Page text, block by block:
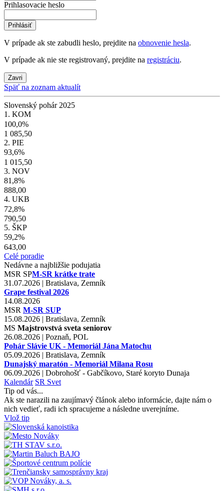
Prihlasovacie heslo
Prihlásiť
V prípade ak ste zabudli heslo, prejdite na obnovenie hesla.
V prípade ak nie ste registrovaný, prejdite na registráciu.
Zavri
Späť na zoznam aktualít
Slovenský pohár 2025
1. KOM
100,0%
1 085,50
2. PIE
93,6%
1 015,50
3. NOV
81,8%
888,00
4. UKB
72,8%
790,50
5. ŠKP
59,2%
643,00
Celé poradie
Nedávne a najbližšie podujatia
MSR SPM-SR krátke trate
31.07.2026 | Bratislava, Zemník
Grape festival 2026
14.08.2026
MSR M-SR SUP
15.08.2026 | Bratislava, Zemník
MS Majstrovstvá sveta seniorov
26.08.2026 | Poznaň, POL
Pohár Slávie UK - Memoriál Jána Matochu
05.09.2026 | Bratislava, Zemník
Dunajský maratón - Memoriál Milana Rosu
06.09.2026 | Dobrohošť - Gabčíkovo, Staré koryto Dunaja
Kalendár SR Svet
Tip od vás...
Ak ste narazili na zaujímavý článok alebo informácie, dajte nám o
nich vedieť, radi ich spracujeme a následne uverejníme.
Vlož tip